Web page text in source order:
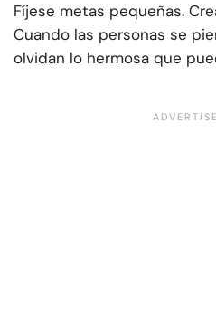
Fíjese metas pequeñas.
Cuando las personas se
olvidan lo hermosa que